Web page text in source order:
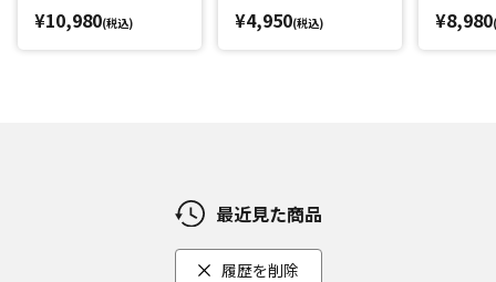
¥10,980(税込) ¥4,950(税込) ¥8,980
最近見た商品
履歴を削除